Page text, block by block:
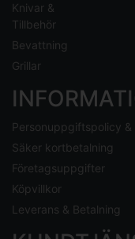
Knivar &
Tillbehör
Bevattning
Grillar
Personuppgiftspolicy &
Säker kortbetalning
Företagsuppgifter
Köpvillkor
Leverans & Betalning